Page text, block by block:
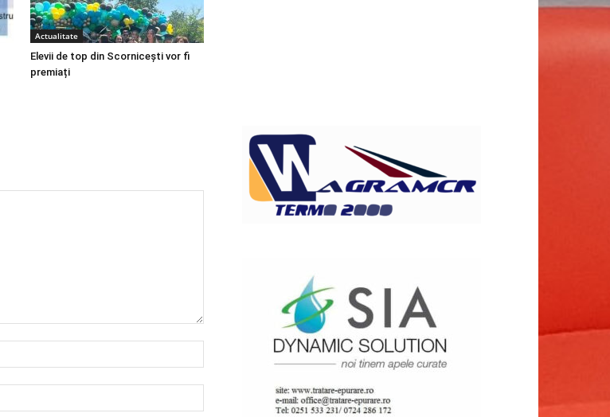
Actualitate
Elevii de top din Scornicești vor fi
premiați